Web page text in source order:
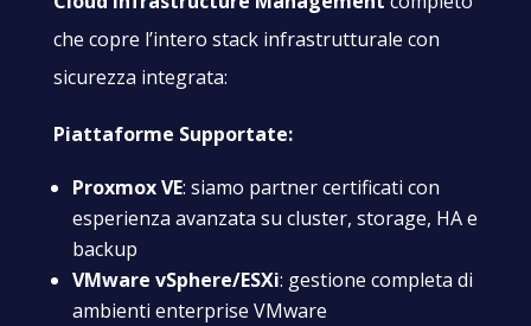
che copre l’intero stack infrastrutturale con
sicurezza integrata:
Piattaforme Supportate:
Proxmox VE: siamo partner certificati con
esperienza avanzata su cluster, storage, HA e
backup
VMware vSphere/ESXi: gestione completa di
ambienti enterprise VMware